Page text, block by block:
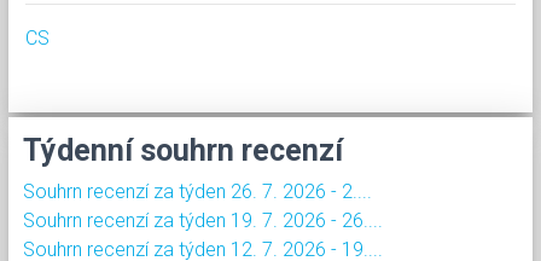
CS
Týdenní souhrn recenzí
Souhrn recenzí za týden 26. 7. 2026 - 2....
Souhrn recenzí za týden 19. 7. 2026 - 26....
Souhrn recenzí za týden 12. 7. 2026 - 19....